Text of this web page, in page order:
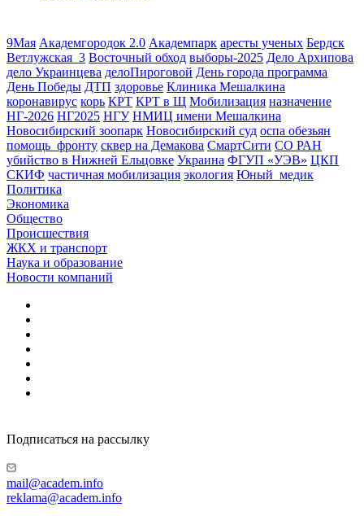
9Мая Академгородок 2.0 Академпарк аресты ученых Бердск
Ветлужская_3 Восточный обход выборы-2025 Дело Архипова
дело Украинцева делоПироговой День города программа
День Победы ДТП здоровье Клиника Мешалкина
коронавирус корь КРТ КРТ в Щ Мобилизация назначение
НГ-2026 НГ2025 НГУ НМИЦ имени Мешалкина
Новосибирский зоопарк Новосибирский суд оспа обезьян
помощь_фронту сквер на Демакова СмартСити СО РАН
убийство в Нижней Ельцовке Украина ФГУП «УЭВ» ЦКП
СКИФ частичная мобилизация экология Юный_медик
Политика
Экономика
Общество
Происшествия
ЖКХ и транспорт
Наука и образование
Новости компаний
Подписаться на рассылку
mail@academ.info
reklama@academ.info